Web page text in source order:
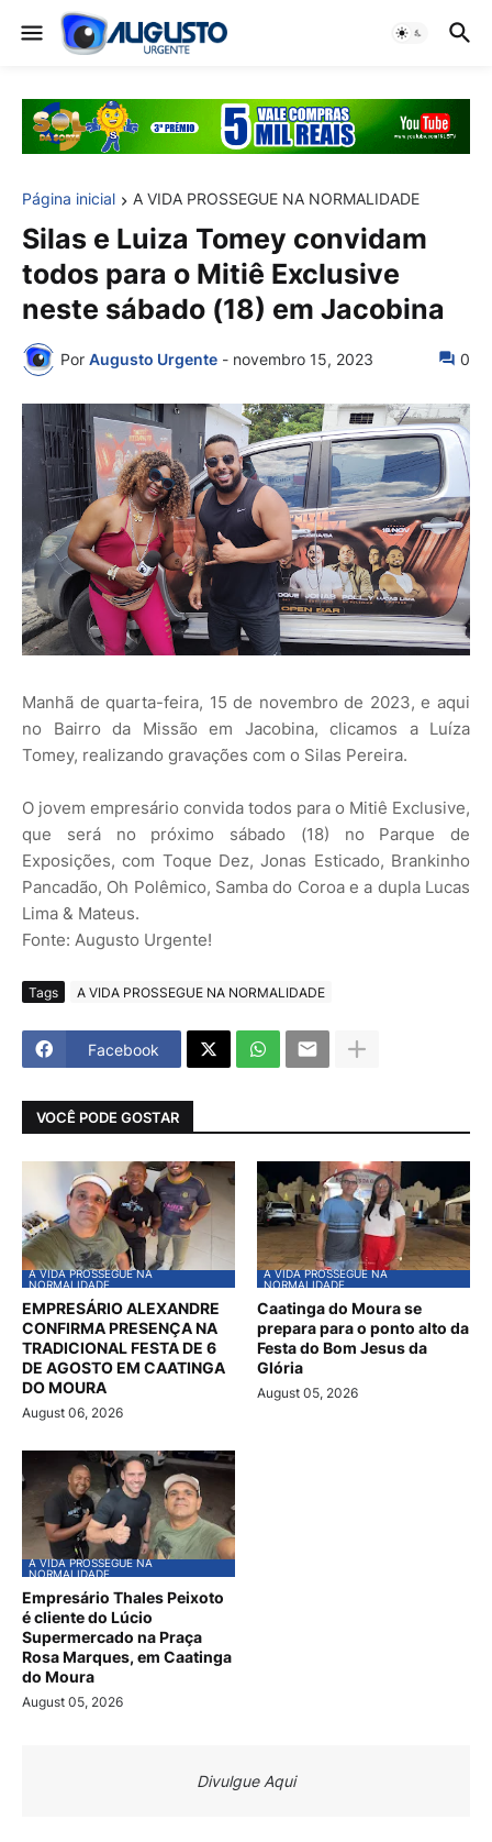
Página inicial A VIDA PROSSEGUE NA NORMALIDADE
Silas e Luiza Tomey convidam
todos para o Mitiê Exclusive
neste sábado (18) em Jacobina
Por Augusto Urgente - novembro 15, 2023 0
Manhã de quarta-feira, 15 de novembro de 2023, e aqui
no Bairro da Missão em Jacobina, clicamos a Luíza
Tomey, realizando gravações com o Silas Pereira.
O jovem empresário convida todos para o Mitiê Exclusive,
que será no próximo sábado (18) no Parque de
Exposições, com Toque Dez, Jonas Esticado, Brankinho
Pancadão, Oh Polêmico, Samba do Coroa e a dupla Lucas
Lima & Mateus.
Fonte: Augusto Urgente!
Tags A VIDA PROSSEGUE NA NORMALIDADE
Facebook
VOCÊ PODE GOSTAR
A VIDA PROSSEGUE NA
NORMALIDADE
EMPRESÁRIO ALEXANDRE
CONFIRMA PRESENÇA NA
TRADICIONAL FESTA DE 6
DE AGOSTO EM CAATINGA
DO MOURA
August 06, 2026
A VIDA PROSSEGUE NA
NORMALIDADE
Caatinga do Moura se
prepara para o ponto alto da
Festa do Bom Jesus da
Glória
August 05, 2026
A VIDA PROSSEGUE NA
NORMALIDADE
Empresário Thales Peixoto
é cliente do Lúcio
Supermercado na Praça
Rosa Marques, em Caatinga
do Moura
August 05, 2026
Divulgue Aqui